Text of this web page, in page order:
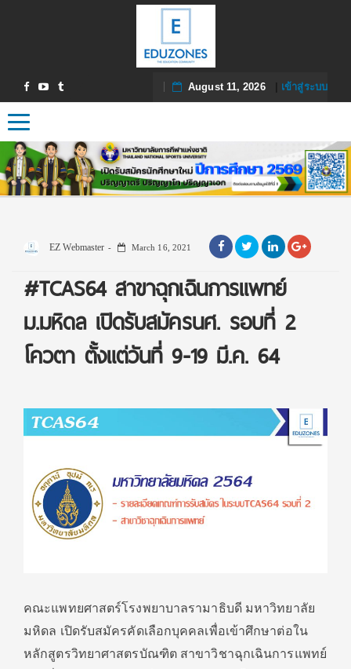
August 11, 2026| เข้าสู่ระบบ
Toggle navigation
EZ Webmaster March 16, 2021
#TCAS64 สาขาฉุกเฉินการแพทย์
ม.มหิดล เปิดรับสมัครนศ. รอบที่ 2
โควตา ตั้งแต่วันที่ 9-19 มี.ค. 64
คณะแพทยศาสตร์โรงพยาบาลรามาธิบดี มหาวิทยาลัย
มหิดล เปิดรับสมัครคัดเลือกบุคคลเพื่อเข้าศึกษาต่อใน
หลักสูตรวิทยาศาสตรบัณฑิต สาขาวิชาฉุกเฉินการแพทย์